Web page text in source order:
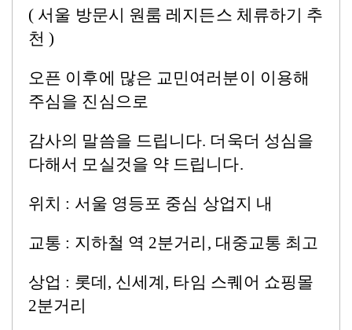
( 서울 방문시 원룸 레지든스 체류하기 추
천 )
오픈 이후에 많은 교민여러분이 이용해
주심을 진심으로
감사의 말씀을 드립니다. 더욱더 성심을
다해서 모실것을 약 드립니다.
위치 : 서울 영등포 중심 상업지 내
교통 : 지하철 역 2분거리 , 대중교통 최고
상업 : 롯데, 신세계, 타임 스퀘어 쇼핑몰
2분거리